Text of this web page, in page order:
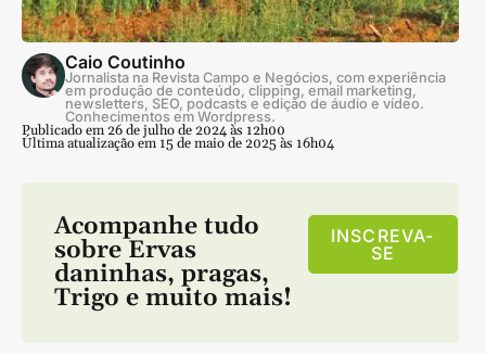
Caio Coutinho
Jornalista na Revista Campo e Negócios, com experiência
em produção de conteúdo, clipping, email marketing,
newsletters, SEO, podcasts e edição de áudio e vídeo.
Conhecimentos em Wordpress.
Publicado em 26 de julho de 2024 às 12h00
Última atualização em 15 de maio de 2025 às 16h04
Acompanhe tudo
sobre Ervas
daninhas, pragas,
Trigo e muito mais!
INSCREVA-
SE